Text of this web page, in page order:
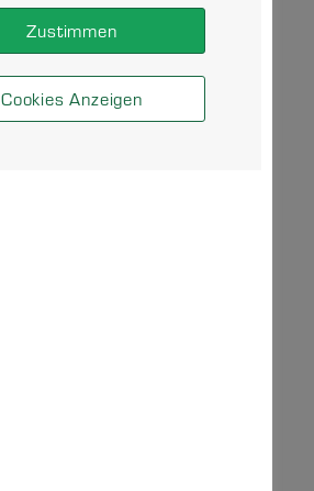
Cookies Anzeigen
Zustimmen